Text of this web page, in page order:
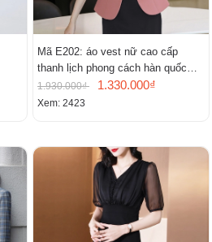
Mã E202: áo vest nữ cao cấp
thanh lịch phong cách hàn quốc
mới
1.930.000₫ 1.330.000₫
Xem: 2423